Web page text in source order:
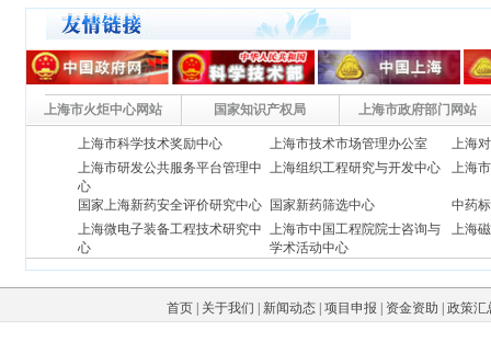
上海市火炬中心网站 国家知识产权局 上海市政府部门网站
上海市科学技术奖励中心 上海市技术市场管理办公室
上海
上海市研发公共服务平台管理中
心
上海组织工程研究与开发中心 上海
国家上海新药安全评价研究中心 国家新药筛选中心
中药
上海微电子装备工程技术研究中
心
上海市中国工程院院士咨询与
学术活动中心
上海
上海市生物医药科技产业促进中
心(上海新药研究开发中心)
上海科技发展总公司 上海
首页 关于我们 新闻动态 项目申报 资金资助 政策汇